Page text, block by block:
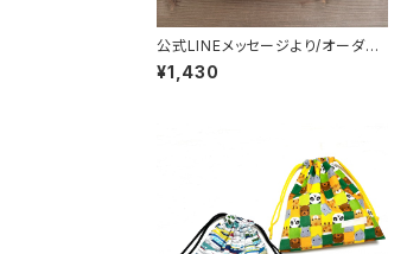
公式LINEメッセージより/オーダー
品/巾着袋(大)☆35×35cm【ライオ
ン柄】男の子 動物 大きい｜通
¥1,430